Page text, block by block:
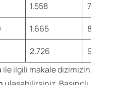
1.558 792
1.665 818
2.726
955
ile ilgili makale dizimizin